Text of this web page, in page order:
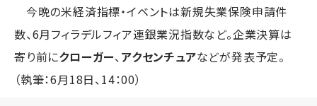
今晩の米経済指標・イベントは新規失業保険申請件
数、6月フィラデルフィア連銀業況指数など。企業決算は
寄り前にクローガー、 アクセンチュアなどが発表予定。
（執筆：6月18日、14：00）